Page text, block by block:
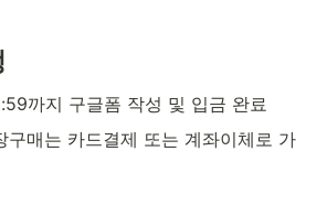
까지 구글폼 작성 및 입금 완료
구매는 카드결제 또는 계좌이체로 가